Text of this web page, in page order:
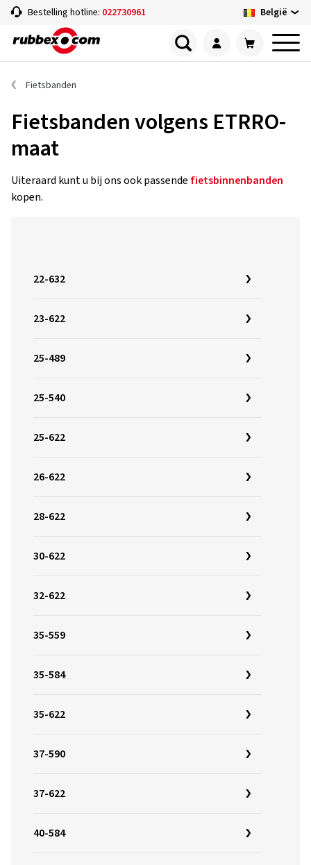
Bestelling hotline: 022730961 België
Fietsbanden
Fietsbanden volgens ETRRO-
maat
Uiteraard kunt u bij ons ook passende fietsbinnenbanden
kopen.
22-632
23-622
25-489
25-540
25-622
26-622
28-622
30-622
32-622
35-559
35-584
35-622
37-590
37-622
40-584